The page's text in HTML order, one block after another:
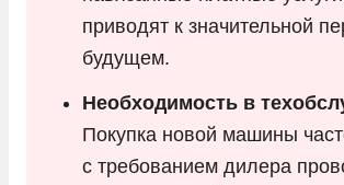
приводят к значительной
будущем.
Необходимость в
Покупка новой машины
с требованием дилера